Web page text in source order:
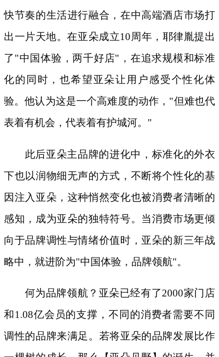
快节奏的生活进行融合，在中高端酒店市场打
出一片天地。在亚朵成立10周年，耶律胤提出
了"中国体验，两千好店"，在追求规模和标准
化的同时，也希望亚朵让用户感受个性化体
验。他认为这是一个高难度的动作，"但难也代
表着有机会，代表着有护城河。"
此后亚朵主品牌的进化中，标准化的外衣
下也以润物细无声的方式，不断将个性化的基
因注入亚朵，这种悄然变化也被消费者清晰的
感知，成为亚朵的独特符号。当消费市场更倾
向于品牌调性与情绪价值时，亚朵的新三年战
略中，就进阶为"中国体验，品牌领航"。
何为品牌领航？亚朵已经有了2000家门店
和1.08亿会员的支撑，不同的消费者需要不同
调性的品牌来满足。若将亚朵的品牌发展比作